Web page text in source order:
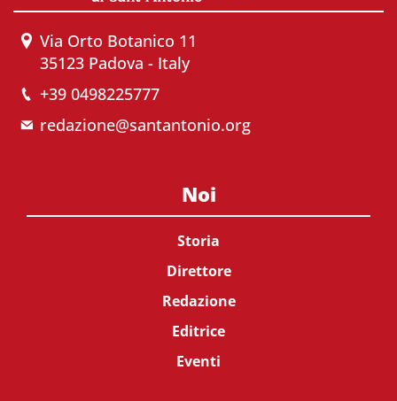
Via Orto Botanico 11
35123 Padova - Italy
+39 0498225777
redazione@santantonio.org
Noi
Storia
Direttore
Redazione
Editrice
Eventi